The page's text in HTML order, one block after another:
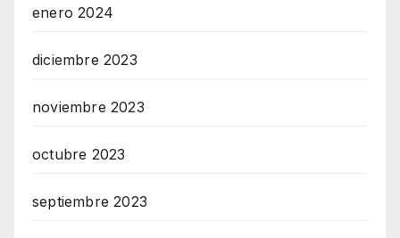
enero 2024
diciembre 2023
noviembre 2023
octubre 2023
septiembre 2023